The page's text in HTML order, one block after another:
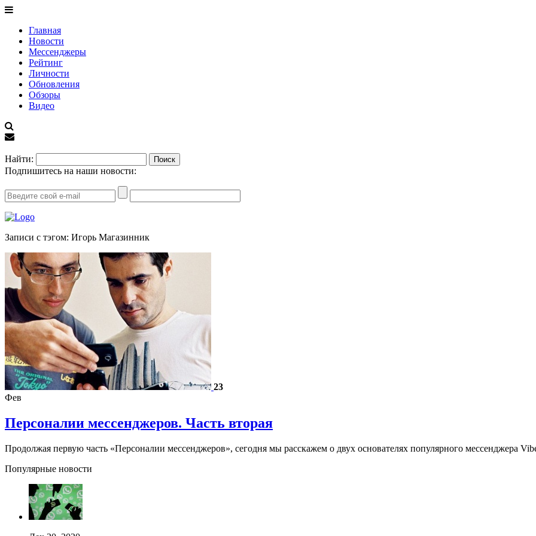
Главная
Новости
Мессенджеры
Рейтинг
Личности
Обновления
Обзоры
Видео
Найти:
Подпишитесь на наши новости:
Записи с тэгом: Игорь Магазинник
23
Фев
Персоналии мессенджеров. Часть вторая
Продолжая первую часть «Персоналии мессенджеров», сегодня мы расскажем о двух основателях популярного мессенджера
Популярные новости